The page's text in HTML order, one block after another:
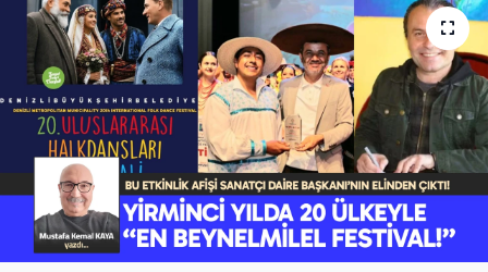
Teknoloji
Yaşam
Sağlık
Yazarlar
Resmi İlan